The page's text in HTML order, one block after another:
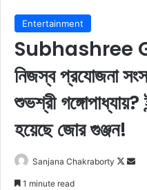
Entertainment
Subhashree
নিজস্ব প্রযোজনা
শুভশ্রী গঙ্গোপাধ্যায়?
হয়েছে জোর গুঞ্জন!
Sanjana Chakraborty
F
1 minute read